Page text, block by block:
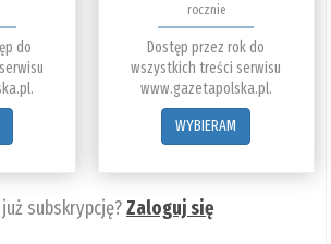
do
rocznie
Dostęp przez rok do
wszystkich treści serwisu
www.gazetapolska.pl.
WYBIERAM
subskrypcję?Zaloguj się